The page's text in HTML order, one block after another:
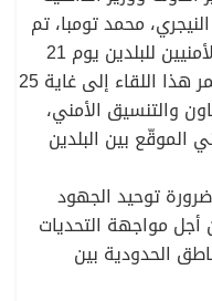
محمد تومبا، تم
تنظيم الاجتماع الأول للجنة الخبراء الأمنيين للبلدين يوم 21
أفريل 2026 بالجزائر العاصمة، ويستمر هذا اللقاء إلى غاية 25
والتنسيق الأمني،
الموقّع بين البلدين
توحيد الجهود
أجل مواجهة التحديات
الحدودية بين